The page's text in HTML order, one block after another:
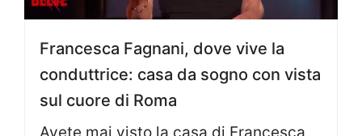
Francesca Fagnani, dove vive la
conduttrice: casa da sogno con vista
sul cuore di Roma